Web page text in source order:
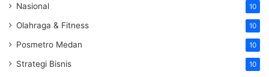
Nasional 10
Olahraga & Fitness 10
Posmetro Medan 10
Strategi Bisnis 10